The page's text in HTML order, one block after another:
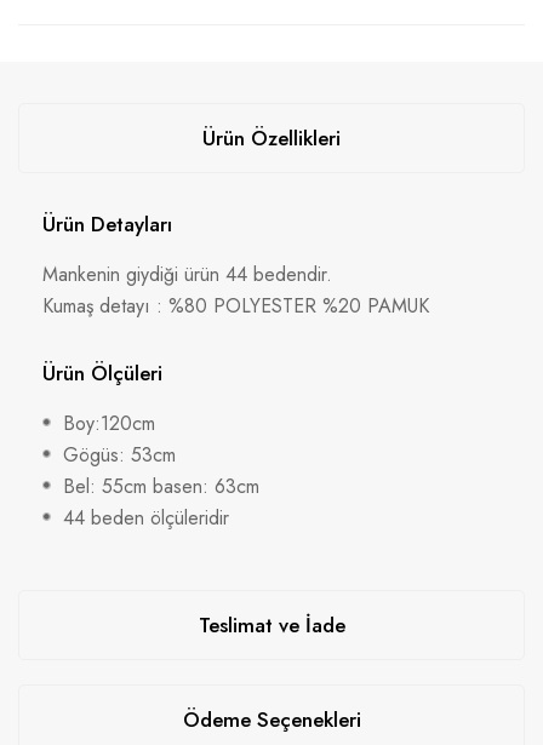
Ürün Özellikleri
Ürün Detayları
Mankenin giydiği ürün 44 bedendir.
Kumaş detayı : %80 POLYESTER %20 PAMUK
Ürün Ölçüleri
Boy:120cm
Gögüs: 53cm
Bel: 55cm basen: 63cm
44 beden ölçüleridir
Teslimat ve İade
Ödeme Seçenekleri